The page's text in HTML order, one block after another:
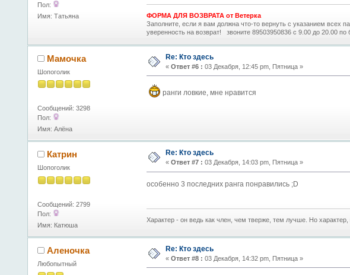
Пол:
Имя: Татьяна
ФОРМА ДЛЯ ВОЗВРАТА от Ветерка
Заполните, если я вам должна что-то вернуть с указанием
уверенность на возврат! звоните 89503950836 с 9.00 до 20.00 по
Мамочка
Шопоголик
Сообщений: 3298
Пол:
Имя: Алёна
Re: Кто здесь
« Ответ #6 : 03 Декабря, 12:45 pm, Пятница »
ранги ловкие, мне нравится
Катрин
Шопоголик
Сообщений: 2799
Пол:
Имя: Катюша
Re: Кто здесь
« Ответ #7 : 03 Декабря, 14:03 pm, Пятница »
особенно 3 последних ранга понравились ;D
Характер - он ведь как член, чем тверже, тем лучше. Но
Аленочка
Любопытный
Re: Кто здесь
« Ответ #8 : 03 Декабря, 14:32 pm, Пятница »